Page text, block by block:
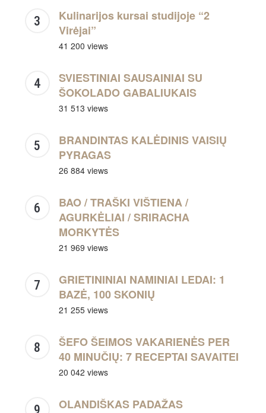
Kulinarijos kursai studijoje “2
Virėjai”
41 200 views
SVIESTINIAI SAUSAINIAI SU
ŠOKOLADO GABALIUKAIS
31 513 views
BRANDINTAS KALĖDINIS VAISIŲ
PYRAGAS
26 884 views
BAO / TRAŠKI VIŠTIENA /
AGURKĖLIAI / SRIRACHA
MORKYTĖS
21 969 views
GRIETININIAI NAMINIAI LEDAI: 1
BAZĖ, 100 SKONIŲ
21 255 views
ŠEFO ŠEIMOS VAKARIENĖS PER
40 MINUČIŲ: 7 RECEPTAI SAVAITEI
20 042 views
OLANDIŠKAS PADAŽAS